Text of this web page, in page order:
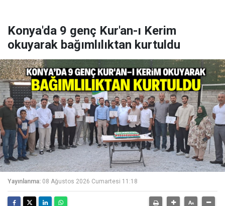
Konya'da 9 genç Kur'an-ı Kerim
okuyarak bağımlılıktan kurtuldu
Yayınlanma: 08 Ağustos 2026 Cumartesi 11:18